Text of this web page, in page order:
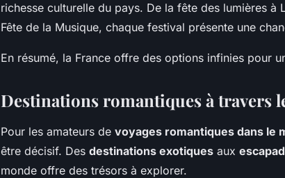
richesse culturelle du pays. De la fête des lumières à
Fête de la Musique, chaque festival présente une
En résumé, la France offre des options infinies pour
Destinations romantiques à travers
Pour les amateurs de voyages romantiques dans le
être décisif. Des destinations exotiques aux
monde offre des trésors à explorer.